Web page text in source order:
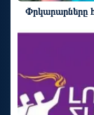
Փրկարարները